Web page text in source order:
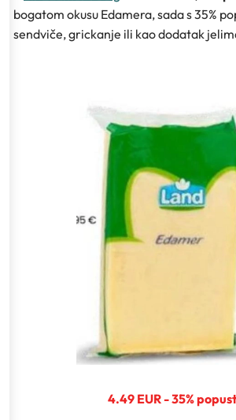
bogatom okusu Edamera, sada s 35%
sendviče, grickanje ili kao dodatak
4.49 EUR - 35%